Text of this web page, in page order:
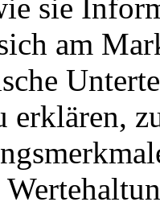
sie
am
erklären,